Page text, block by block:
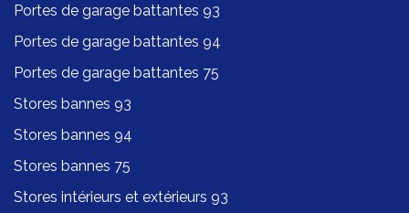
Portes de garage battantes 93
Portes de garage battantes 94
Portes de garage battantes 75
Stores bannes 93
Stores bannes 94
Stores bannes 75
Stores intérieurs et extérieurs 93